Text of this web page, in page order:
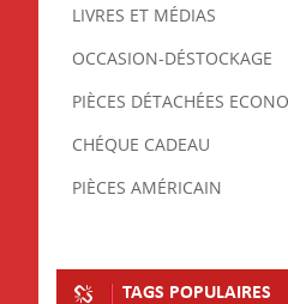
LIVRES ET MÉDIAS
OCCASION-DÉSTOCKAGE
PIÈCES DÉTACHÉES
CHÉQUE CADEAU
PIÈCES AMÉRICAIN
TAGS POPULAIRES